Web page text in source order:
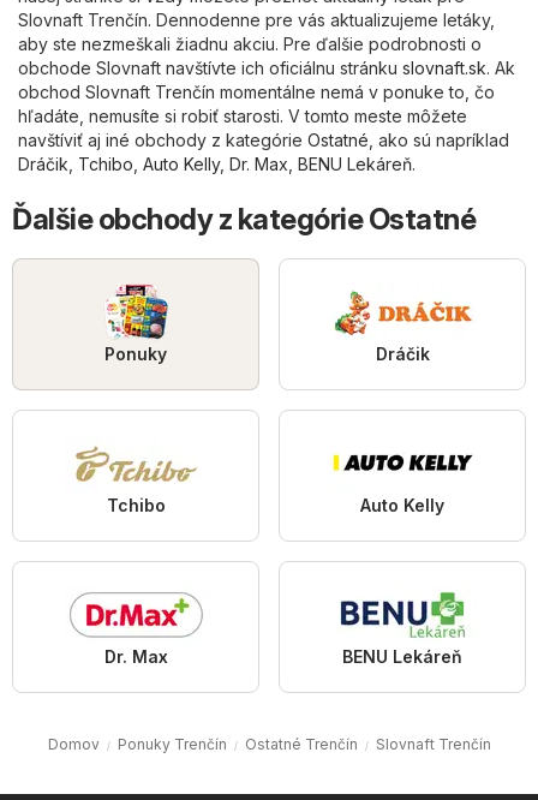
Slovnaft Trenčín. Dennodenne pre vás aktualizujeme letáky,
aby ste nezmeškali žiadnu akciu. Pre ďalšie podrobnosti o
obchode Slovnaft navštívte ich oficiálnu stránku slovnaft.sk. Ak
obchod Slovnaft Trenčín momentálne nemá v ponuke to, čo
hľadáte, nemusíte si robiť starosti. V tomto meste môžete
navštíviť aj iné obchody z kategórie Ostatné , ako sú napríklad
Dráčik Tchibo Auto Kelly, Dr. Max BENU Lekáreň.
Ďalšie obchody z kategórie Ostatné
Ponuky Dráčik
Tchibo Auto Kelly
Dr. Max BENU Lekáreň
Domov Ponuky Trenčín Ostatné Trenčín Slovnaft Trenčín